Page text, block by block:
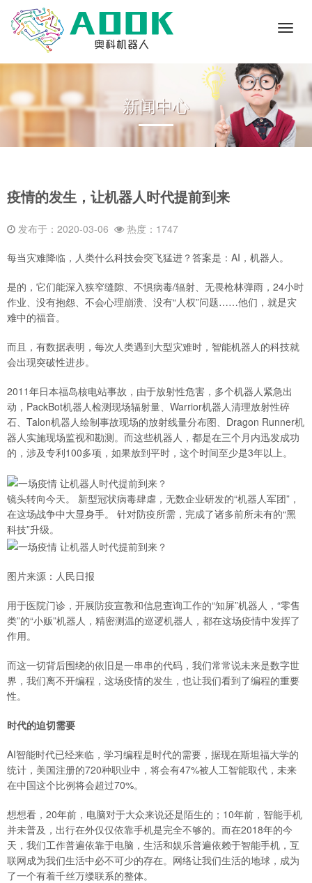
新闻中心
疫情的发生，让机器人时代提前到来
发布于：2020-03-06 热度：1747
每当灾难降临，人类什么科技会突飞猛进？答案是：AI，机器人。
是的，它们能深入狭窄缝隙、不惧病毒/辐射、无畏枪林弹雨，24小时
作业、没有抱怨、不会心理崩溃、没有“人权”问题……他们，就是灾
难中的福音。
而且，有数据表明，每次人类遇到大型灾难时，智能机器人的科技就
会出现突破性进步。
2011年日本福岛核电站事故，由于放射性危害，多个机器人紧急出
动，PackBot机器人检测现场辐射量、Warrior机器人清理放射性碎
石、Talon机器人绘制事故现场的放射线量分布图、Dragon Runner机
器人实施现场监视和勘测。而这些机器人，都是在三个月内迅发成功
的，涉及专利100多项，如果放到平时，这个时间至少是3年以上。
镜头转向今天。 新型冠状病毒肆虐，无数企业研发的“机器人军团”，
在这场战争中大显身手。 针对防疫所需，完成了诸多前所未有的“黑
科技”升级。
图片来源：人民日报
用于医院门诊，开展防疫宣教和信息查询工作的“知屏”机器人，“零售
类”的“小贩”机器人，精密测温的巡逻机器人，都在这场疫情中发挥了
作用。
而这一切背后围绕的依旧是一串串的代码，我们常常说未来是数字世
界，我们离不开编程，这场疫情的发生，也让我们看到了编程的重要
性。
时代的迫切需要
AI智能时代已经来临，学习编程是时代的需要，据现在斯坦福大学的
统计，美国注册的720种职业中，将会有47%被人工智能取代，未来
在中国这个比例将会超过70%。
想想看，20年前，电脑对于大众来说还是陌生的；10年前，智能手机
并未普及，出行在外仅仅依靠手机是完全不够的。而在2018年的今
天，我们工作普遍依靠于电脑，生活和娱乐普遍依赖于智能手机，互
联网成为我们生活中必不可少的存在。网络让我们生活的地球，成为
了一个有着千丝万缕联系的整体。